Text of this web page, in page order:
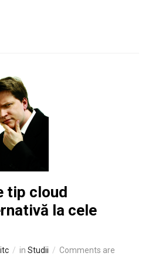
tip cloud
la cele
in Studii
Comments are